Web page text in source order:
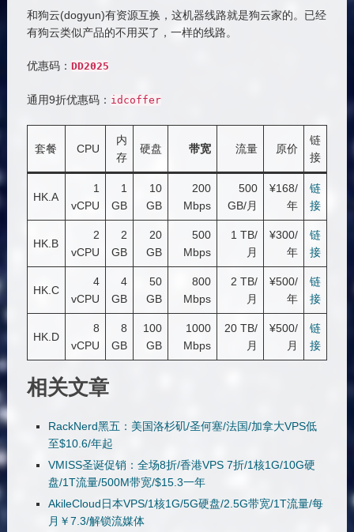
和狗云(dogyun)有资源互换，这机器线路就是狗云家的。已经
有狗云类似产品的不用买了，一样的线路。
优惠码： DD2025
通用9折优惠码： idcoffer
套餐 CPU
内
存
硬盘 带宽 流量 原价
链
接
HK.A
1
vCPU
1
GB
10
GB
200
Mbps
500
GB/月
¥168/
年
链
接
HK.B
2
vCPU
2
GB
20
GB
500
Mbps
1 TB/
月
¥300/
年
链
接
HK.C
4
vCPU
4
GB
50
GB
800
Mbps
2 TB/
月
¥500/
年
链
接
HK.D
8
vCPU
8
GB
100
GB
1000
Mbps
20 TB/
月
¥500/
月
链
接
相关文章
RackNerd黑五：美国洛杉矶/圣何塞/法国/加拿大VPS低
至$10.6/年起
VMISS圣诞促销：全场8折/香港VPS 7折/1核1G/10G硬
盘/1T流量/500M带宽/$15.3一年
AkileCloud日本VPS/1核1G/5G硬盘/2.5G带宽/1T流量/每
月￥7.3/解锁流媒体